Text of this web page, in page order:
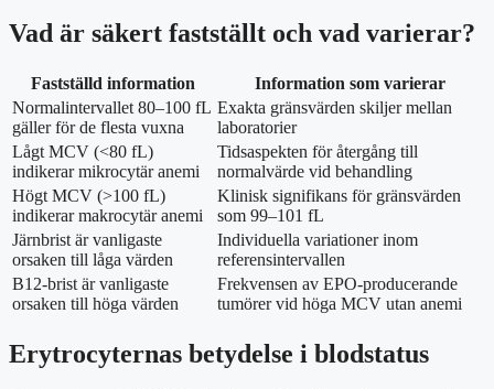
Vad är säkert fastställt och vad varierar?
Fastställd information
Information som varierar
Normalintervallet 80–100 fL
gäller för de flesta vuxna
Exakta gränsvärden skiljer mellan
laboratorier
Lågt MCV (<80 fL)
indikerar mikrocytär anemi
Tidsaspekten för återgång till
normalvärde vid behandling
Högt MCV (>100 fL)
indikerar makrocytär anemi
Klinisk signifikans för gränsvärden
som 99–101 fL
Järnbrist är vanligaste
orsaken till låga värden
Individuella variationer inom
referensintervallen
B12-brist är vanligaste
orsaken till höga värden
Frekvensen av EPO-producerande
tumörer vid höga MCV utan anemi
Erytrocyternas betydelse i blodstatus